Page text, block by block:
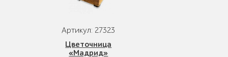
Артикул: 27323
Цветочница
«Мадрид»